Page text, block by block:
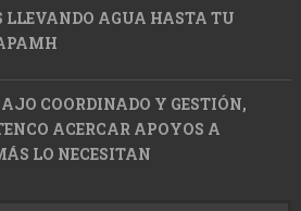
LLEVANDO AGUA HASTA TU
COORDINADO Y GESTIÓN,
ACERCAR APOYOS A
LO NECESITAN